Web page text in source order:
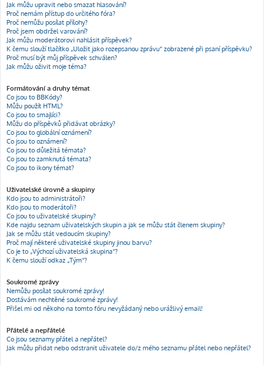
Jak můžu upravit nebo smazat hlasování?
Proč nemám přístup do určitého fóra?
Proč nemůžu posílat přílohy?
Proč jsem obdržel varování?
Jak můžu moderátorovi nahlásit příspěvek?
K čemu slouží tlačítko „Uložit jako rozepsanou zprávu“ zobrazené při psaní příspěvku?
Proč musí být můj příspěvek schválen?
Jak můžu oživit moje téma?
Formátování a druhy témat
Co jsou to BBKódy?
Můžu použít HTML?
Co jsou to smajlíci?
Můžu do příspěvků přidávat obrázky?
Co jsou to globální oznámení?
Co jsou to oznámení?
Co jsou to důležitá témata?
Co jsou to zamknutá témata?
Co jsou to ikony témat?
Uživatelské úrovně a skupiny
Kdo jsou to administrátoři?
Kdo jsou to moderátoři?
Co jsou to uživatelské skupiny?
Kde najdu seznam uživatelských skupin a jak se můžu stát členem skupiny?
Jak se můžu stát vedoucím skupiny?
Proč mají některé uživatelské skupiny jinou barvu?
Co je to „Výchozí uživatelská skupina“?
K čemu slouží odkaz „Tým“?
Soukromé zprávy
Nemůžu posílat soukromé zprávy!
Dostávám nechtěné soukromé zprávy!
Přišel mi od někoho na tomto fóru nevyžádaný nebo urážlivý email!
Přátelé a nepřátelé
Co jsou seznamy přátel a nepřátel?
Jak můžu přidat nebo odstranit uživatele do/z mého seznamu přátel nebo nepřátel?